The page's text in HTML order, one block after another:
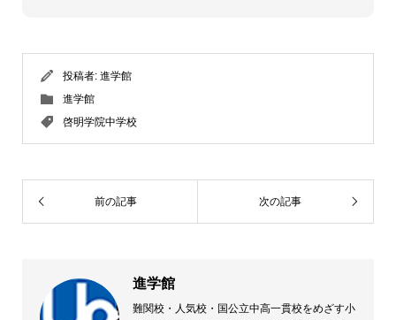
投稿者: 進学館
進学館
啓明学院中学校
前の記事 次の記事
進学館
難関校・人気校・国公立中高一貫校をめざす小